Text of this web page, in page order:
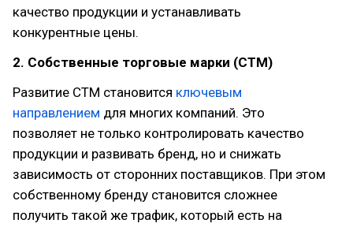
качество продукции и устанавливать
конкурентные цены.
2. Собственные торговые марки (СТМ)
Развитие СТМ становится ключевым
направлением для многих компаний. Это
позволяет не только контролировать качество
продукции и развивать бренд, но и снижать
зависимость от сторонних поставщиков. При этом
собственному бренду становится сложнее
получить такой же трафик, который есть на